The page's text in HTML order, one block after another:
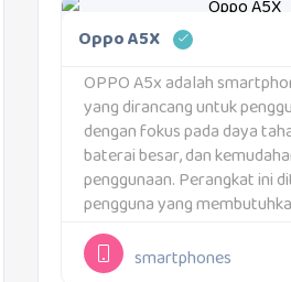
Oppo A5X
OPPO A5x adalah
yang dirancang untuk
dengan fokus pada daya
baterai besar, dan
penggunaan. Perangkat ini
pengguna yang
praktis untuk aktivitas
pengaturan yang rumit.
smartphones